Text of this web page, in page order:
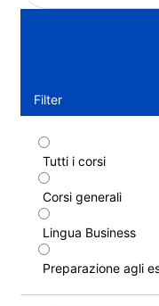
Filter
Tutti i corsi
Corsi generali
Lingua Business
Preparazione agli
Corso standard
Durata: 1 - 52
Livelli: Principiante a
1 settimana
527 EUR